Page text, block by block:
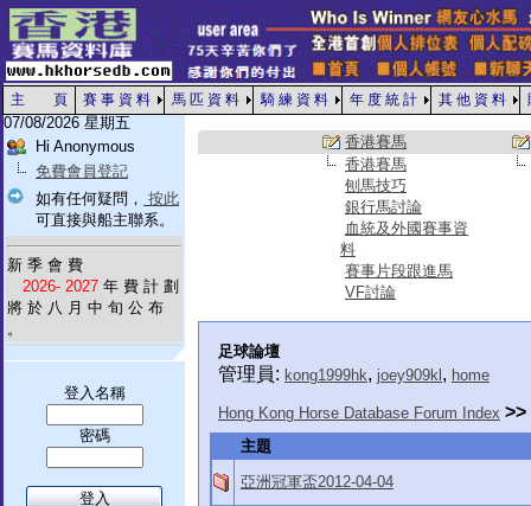
主 頁 賽 事 資 料 馬 匹 資 料 騎 練 資 料 年 度 統 計 其 他 資 料
07/08/2026 星期五
Hi Anonymous
免費會員登記
如有任何疑問， 按此
可直接與船主聯系。
新 季 會 費
2026- 2027 年 費 計 劃
將 於 八 月 中 旬 公 布
。
登入名稱
密碼
香港賽馬
香港賽馬
刨馬技巧
銀行馬討論
血統及外國賽事資
料
賽事片段跟進馬
VF討論
足球論壇
管理員: kong1999hk, joey909kl , home
Hong Kong Horse Database Forum Index >>
主題
亞洲冠軍盃2012-04-04